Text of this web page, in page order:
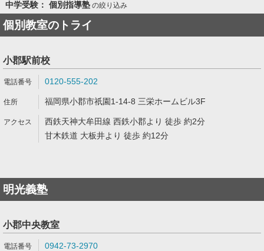
中学受験： 個別指導塾の絞り込み
個別教室のトライ
小郡駅前校
0120-555-202
福岡県小郡市祇園1-14-8 三栄ホームビル3F
西鉄天神大牟田線 西鉄小郡より 徒歩 約2分
甘木鉄道 大板井より 徒歩 約12分
明光義塾
小郡中央教室
0942-73-2970